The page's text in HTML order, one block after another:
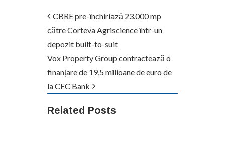
CBRE pre-închiriază 23.000 mp
către Corteva Agriscience într-un
depozit built-to-suit
Vox Property Group contractează o
finanțare de 19,5 milioane de euro de
la CEC Bank
Related Posts